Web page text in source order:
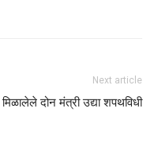
Next article
दोन मंत्री उद्या शपथविधी